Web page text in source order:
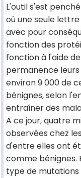
L'outil s'est
où une seule
avec pour
fonction des
fonction à l'aide
permanence
environ 9 000 de
bénignes, selon
entraîner des
A ce jour, quatre
observées chez
d'entre elles ont
comme bénignes.
type de mutations